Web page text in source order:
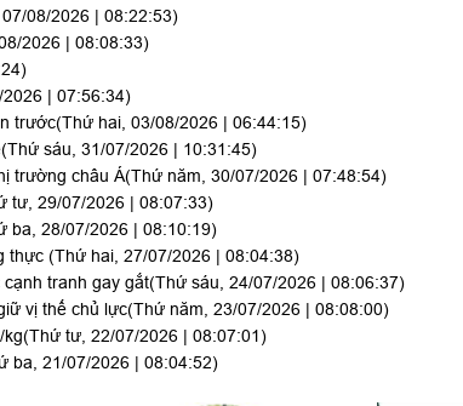
08/2026 | 08:22:53)
2026 | 08:08:33)
| 07:56:34)
trước(Thứ hai, 03/08/2026 | 06:44:15)
(Thứ sáu, 31/07/2026 | 10:31:45)
trường châu Á(Thứ năm, 30/07/2026 | 07:48:54)
tư, 29/07/2026 | 08:07:33)
ba, 28/07/2026 | 08:10:19)
thực (Thứ hai, 27/07/2026 | 08:04:38)
tranh gay gắt(Thứ sáu, 24/07/2026 | 08:06:37)
vị thế chủ lực(Thứ năm, 23/07/2026 | 08:08:00)
kg(Thứ tư, 22/07/2026 | 08:07:01)
ba, 21/07/2026 | 08:04:52)